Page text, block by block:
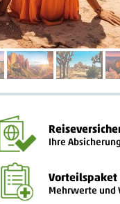
Ihre
Vorteilspaket
Mehrwerte und